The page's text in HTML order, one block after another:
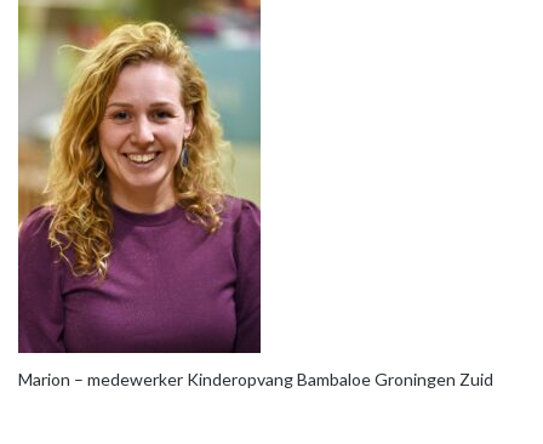
Marion – medewerker Kinderopvang Bambaloe Groningen Zuid